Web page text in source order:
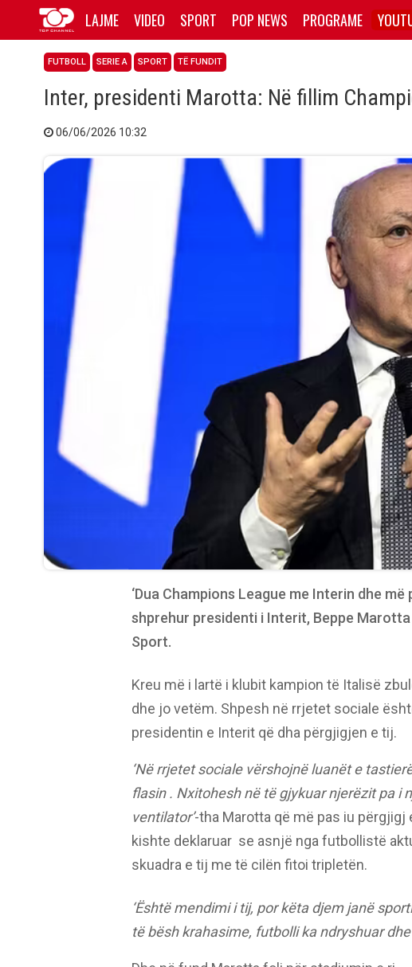
LAJME VIDEO SPORT POP NEWS PROGRAME
FUTBOLL SERIE A SPORT TË FUNDIT
Inter, presidenti Marotta: Në fillim
06/06/2026 10:32
‘Dua Champions League me Interin dhe
shprehur presidenti i Interit, Beppe
Sport.
Kreu më i lartë i klubit kampion të Italisë
dhe jo vetëm. Shpesh në rrjetet sociale
presidentin e Interit që dha përgjigjen e tij.
‘Në rrjetet sociale vërshojnë luanët e
flasin . Nxitohesh në të gjykuar njerëzit pa i
ventilator’-tha Marotta që më pas iu
kishte deklaruar se asnjë nga futbollistë
skuadra e tij me të cilën fitoi tripletën.
‘Është mendimi i tij, por këta djem janë
të bësh krahasime, futbolli ka ndryshuar